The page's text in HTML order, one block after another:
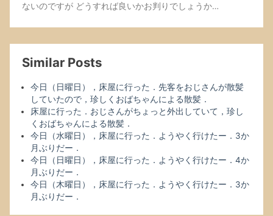
ないのですが どうすれば良いかお判りでしょうか…
Similar Posts
今日（日曜日），床屋に行った．先客をおじさんが散髪
していたので，珍しくおばちゃんによる散髪．
床屋に行った．おじさんがちょっと外出していて，珍し
くおばちゃんによる散髪．
今日（水曜日），床屋に行った．ようやく行けたー．3か
月ぶりだー．
今日（日曜日），床屋に行った．ようやく行けたー．4か
月ぶりだー．
今日（木曜日），床屋に行った．ようやく行けたー．3か
月ぶりだー．